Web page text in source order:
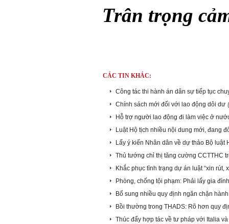
Trân trọng
CÁC TIN KHÁC:
Công tác thi hành án dân sự tiếp tục
Chính sách mới đối với lao động dôi dư
Hỗ trợ người lao động đi làm việc ở
Luật Hộ tịch nhiều nội dung mới, đang
Lấy ý kiến Nhân dân về dự thảo Bộ luật
Thủ tướng chỉ thị tăng cường CCTTHC
Khắc phục tình trạng dự án luật “xin rút,
Phòng, chống tội phạm: Phải lấy gia
Bổ sung nhiều quy định ngăn chặn
Bồi thường trong THADS: Rõ hơn quy
Thúc đẩy hợp tác về tư pháp với Italia